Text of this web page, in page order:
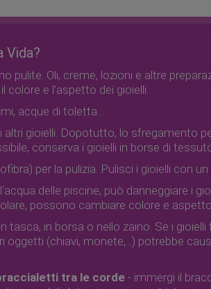
Vida?
pulite. Oli, creme, lozioni e altre
colore e l'aspetto dei gioielli.
acque di toletta...
altri gioielli. Dopotutto, lo sfregamento
conserva i gioielli in borse di
per la pulizia. Pulisci i gioielli con
delle piscine, può danneggiare i
possono cambiare colore e
tasca, in borsa o nello zaino. Se i
(chiavi, monete,...) potrebbe
tra le corde- immergi il